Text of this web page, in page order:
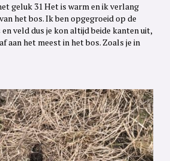
geluk 31 Het is warm en ik verlang
het bos. Ik ben opgegroeid op de
veld dus je kon altijd beide kanten uit,
aan het meest in het bos. Zoals je in